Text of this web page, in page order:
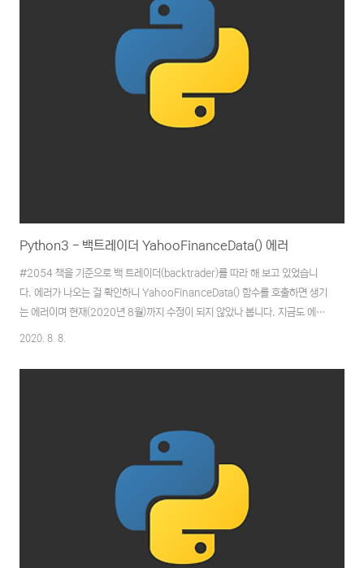
Python3 - 백트레이더 YahooFinanceData() 에러
#2054 책을 기준으로 백 트레이더(backtrader)를 따라 해 보고 있었습니
다. 에러가 나오는 걸 확인하니 YahooFinanceData() 함수를 호출하면 생기
는 에러이며 현재(2020년 8월)까지 수정이 되지 않았나 봅니다. 지금도 에러
가 나오는 것을 보니.. 책에서 알려주는 수정 방법은
파일 경로 제가 작업하는 환경은 Mac입니다. 책은 windows라서 Mac에 대
\AppData\LocalPrograms\Python\PythonXX\Lib\site-
package\backtrader\feeds\yahoo..
2020. 8. 8.